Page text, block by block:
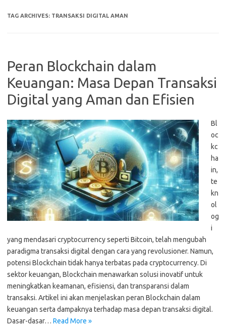
TAG ARCHIVES: TRANSAKSI DIGITAL AMAN
Peran Blockchain dalam
Keuangan: Masa Depan Transaksi
Digital yang Aman dan Efisien
Bl
oc
kc
ha
in,
te
kn
ol
og
i
yang mendasari cryptocurrency seperti Bitcoin, telah mengubah
paradigma transaksi digital dengan cara yang revolusioner. Namun,
potensi Blockchain tidak hanya terbatas pada cryptocurrency. Di
sektor keuangan, Blockchain menawarkan solusi inovatif untuk
meningkatkan keamanan, efisiensi, dan transparansi dalam
transaksi. Artikel ini akan menjelaskan peran Blockchain dalam
keuangan serta dampaknya terhadap masa depan transaksi digital.
Dasar-dasar… Read More »